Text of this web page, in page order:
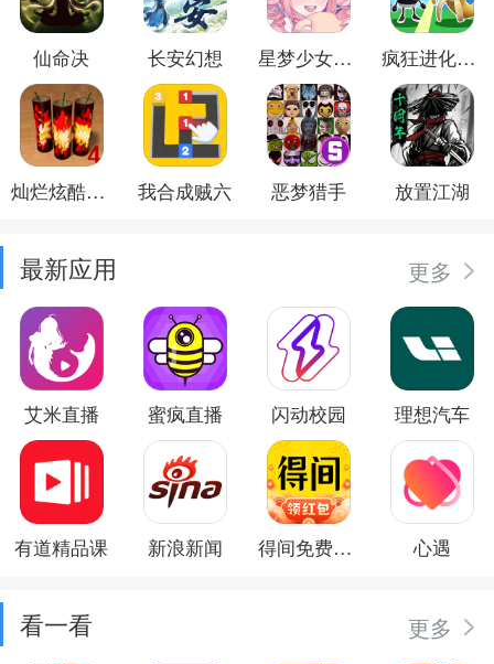
仙命决 长安幻想 星梦少女换装 疯狂进化防卫战
灿烂炫酷模拟器 我合成贼六 恶梦猎手 放置江湖
最新应用 更多
艾米直播 蜜疯直播 闪动校园 理想汽车
有道精品课 新浪新闻 得间免费小说 心遇
看一看 更多